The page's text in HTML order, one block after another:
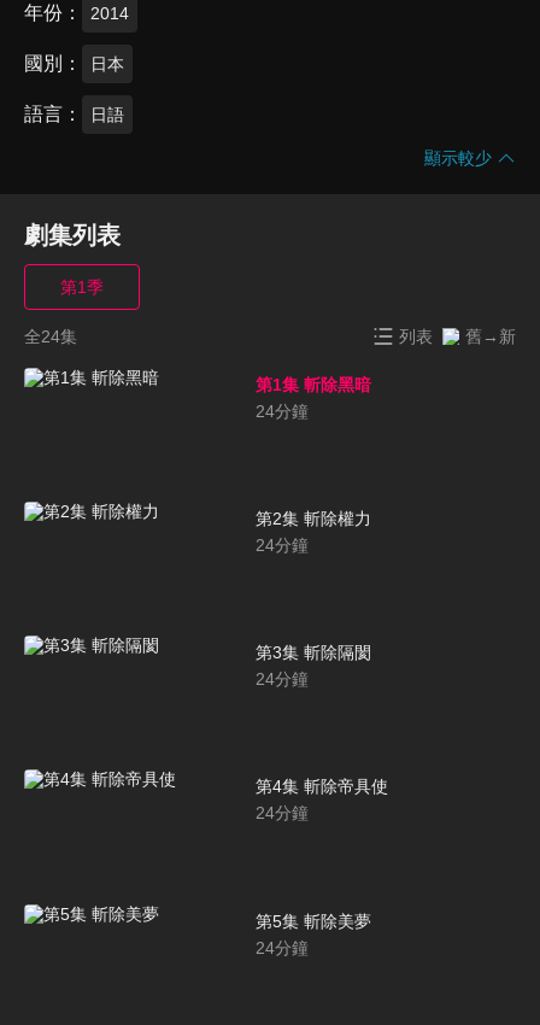
年份 2014
國別 日本
語言 日語
顯示較少
劇集列表
第1季
全24集 列表 舊→新
第1集 斬除黑暗
24分鐘
第2集 斬除權力
24分鐘
第3集 斬除隔閡
24分鐘
第4集 斬除帝具使
24分鐘
第5集 斬除美夢
24分鐘